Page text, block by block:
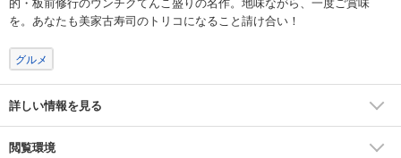
を。あなたも美家古寿司のトリコになること請け合い！
グルメ
詳しい情報を見る
閲覧環境